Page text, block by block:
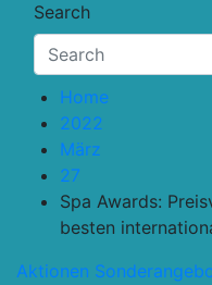
Search
Home
2022
März
27
Spa Awards:
besten
Aktionen